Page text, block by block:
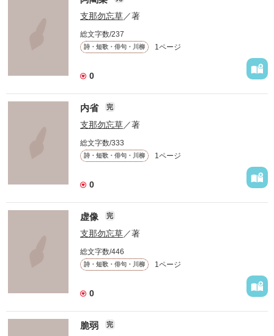
支那勿忘草／著
総文字数/237
詩・短歌・俳句・川柳 1ページ
0
内省 完
支那勿忘草／著
総文字数/333
詩・短歌・俳句・川柳 1ページ
0
虚像 完
支那勿忘草／著
総文字数/446
詩・短歌・俳句・川柳 1ページ
0
脆弱 完